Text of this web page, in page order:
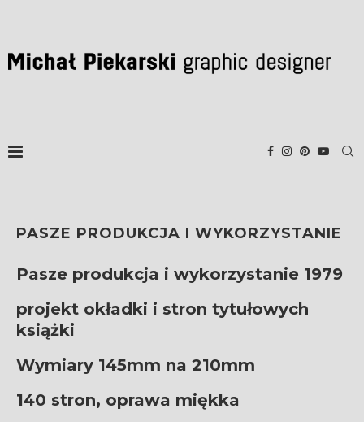
PASZE PRODUKCJA I WYKORZYSTANIE
Pasze produkcja i wykorzystanie 1979
projekt okładki i stron tytułowych
książki
Wymiary 145mm na 210mm
140 stron, oprawa miękka